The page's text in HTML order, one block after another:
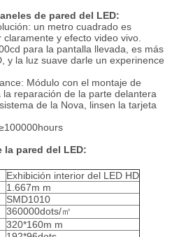
de pared del LED:
un metro cuadrado es
y efecto video vivo.
para la pantalla llevada, es más
y la luz suave darle un experinence
Módulo con el montaje de
reparación de la parte delantera
de la Nova, linsen la tarjeta
la pared del LED:
Exhibición interior del LED HD
1.667m m
SMD1010
360000dots/㎡
320*160m m